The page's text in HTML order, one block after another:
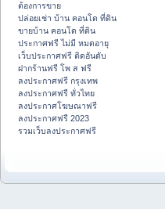
ต้องการขาย
ปล่อยเช่า บ้าน คอนโด ที่ดิน
ขายบ้าน คอนโด ที่ดิน
ประกาศฟรี ไม่มี หมดอายุ
เว็บประกาศฟรี ติดอันดับ
ฝากร้านฟรี โพ ส ฟรี
ลงประกาศฟรี กรุงเทพ
ลงประกาศฟรี ทั่วไทย
ลงประกาศโฆษณาฟรี
ลงประกาศฟรี 2023
รวมเว็บลงประกาศฟรี